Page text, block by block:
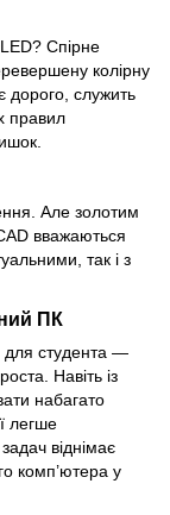
Спірне
колірну
дорого, служить
правил
Але золотим
вважаються
так і з
ПК
для студента —
Навіть із
набагато
легше
віднімає
комп’ютера у